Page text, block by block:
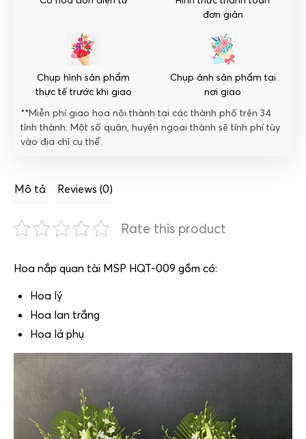
đơn giản
Chụp hình sản phẩm
thực tế trước khi giao
Chụp ảnh sản phẩm tại
nơi giao
**Miễn phí giao hoa nội thành tại các thành phố trên 34
tỉnh thành. Một số quận, huyện ngoại thành sẽ tính phí tùy
vào địa chỉ cụ thể.
Mô tả Reviews (0)
Rate this product
Hoa nắp quan tài MSP HQT-009 gồm có:
Hoa lý
Hoa lan trắng
Hoa lá phụ